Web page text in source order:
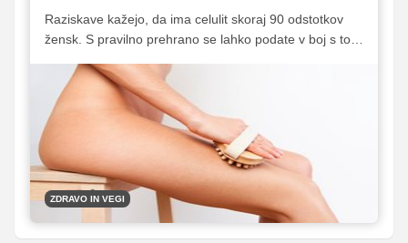
Raziskave kažejo, da ima celulit skoraj 90 odstotkov
žensk. S pravilno prehrano se lahko podate v boj s to
ZDRAVO IN VEGI